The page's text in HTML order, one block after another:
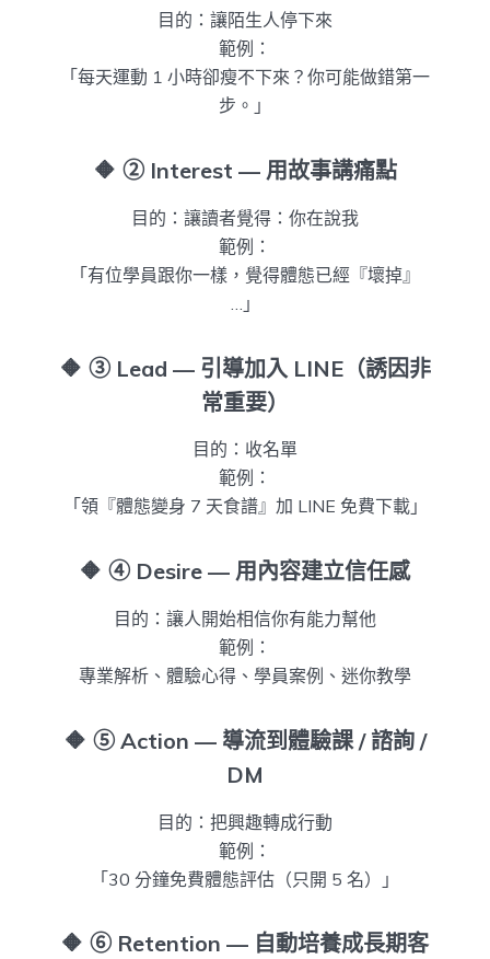
目的：讓陌生人停下來
範例：
「每天運動 1 小時卻瘦不下來？你可能做錯第一
步。」
🔶 ② Interest — 用故事講痛點
目的：讓讀者覺得：你在說我
範例：
「有位學員跟你一樣，覺得體態已經『壞掉』
…」
🔶 ③ Lead — 引導加入 LINE（誘因非
常重要）
目的：收名單
範例：
「領『體態變身 7 天食譜』加 LINE 免費下載」
🔶 ④ Desire — 用內容建立信任感
目的：讓人開始相信你有能力幫他
範例：
專業解析、體驗心得、學員案例、迷你教學
🔶 ⑤ Action — 導流到體驗課 / 諮詢 /
DM
目的：把興趣轉成行動
範例：
「30 分鐘免費體態評估（只開 5 名）」
🔶 ⑥ Retention — 自動培養成長期客